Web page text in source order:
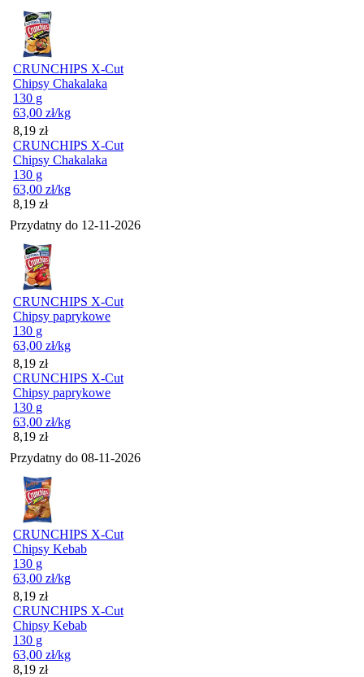
CRUNCHIPS X-Cut
Chipsy Chakalaka
130 g
63,00 zł/kg
Cena
8,19 zł
CRUNCHIPS X-Cut
Chipsy Chakalaka
130 g
63,00 zł/kg
Cena
8,19 zł
Przydatny do 12-11-2026
CRUNCHIPS X-Cut
Chipsy paprykowe
130 g
63,00 zł/kg
Cena
8,19 zł
CRUNCHIPS X-Cut
Chipsy paprykowe
130 g
63,00 zł/kg
Cena
8,19 zł
Przydatny do 08-11-2026
CRUNCHIPS X-Cut
Chipsy Kebab
130 g
63,00 zł/kg
Cena
8,19 zł
CRUNCHIPS X-Cut
Chipsy Kebab
130 g
63,00 zł/kg
Cena
8,19 zł